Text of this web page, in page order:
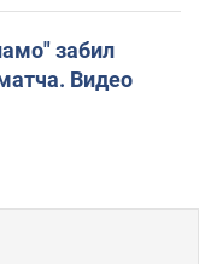
забил
Видео